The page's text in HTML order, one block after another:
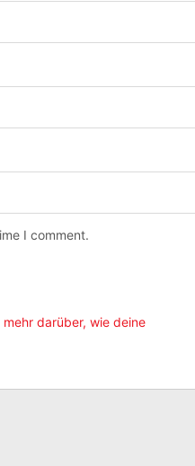
I comment.
mehr darüber, wie deine